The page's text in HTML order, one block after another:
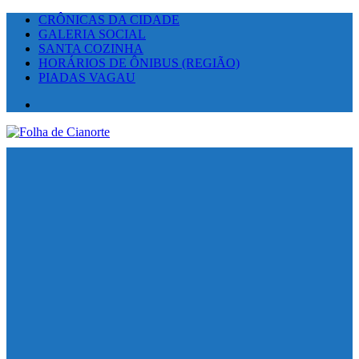
CRÔNICAS DA CIDADE
GALERIA SOCIAL
SANTA COZINHA
HORÁRIOS DE ÔNIBUS (REGIÃO)
PIADAS VAGAU